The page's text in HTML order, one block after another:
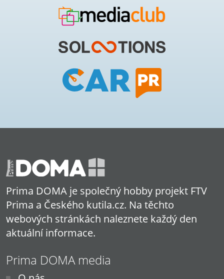
Prima DOMA je společný hobby projekt FTV
Prima a Českého kutila.cz. Na těchto
webových stránkách naleznete každý den
aktuální informace.
Prima DOMA media